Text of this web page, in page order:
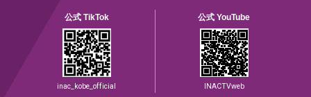
公式 TikTok
inac_kobe_official
公式 YouTube
INACTVweb